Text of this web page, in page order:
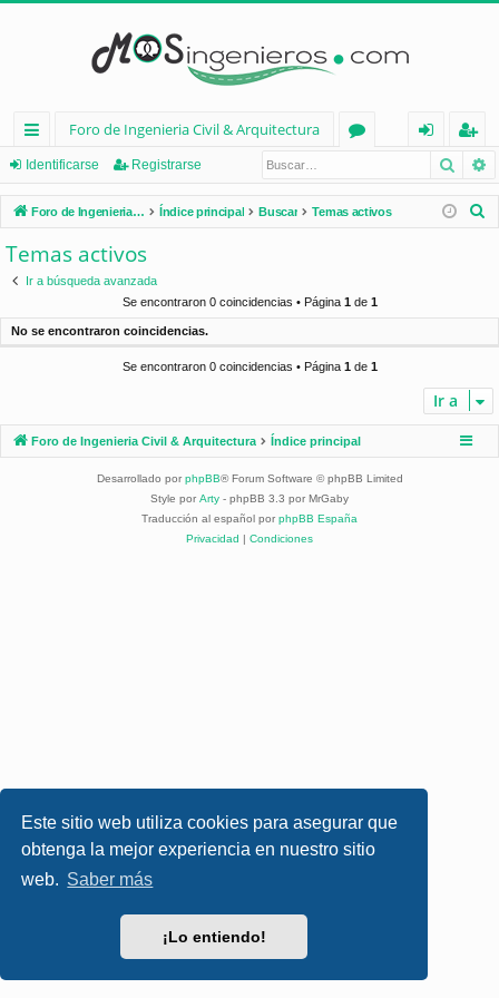
Este sitio web utiliza cookies para asegurar que
obtenga la mejor experiencia en nuestro sitio
web. Saber más
¡Lo entiendo!
nl
ac
es
rá
d
Foro de Ingenieria Civil & Arquitectura
os
nt
ifi
eg
ist
ra
Identificarse Registrarse
Foro de Ingenieria Civil & Arquitectura Índice principal Buscar Temas activos
Temas activos
Ir a búsqueda avanzada
Se encontraron 0 coincidencias • Página 1de 1
No se encontraron coincidencias.
Se encontraron 0 coincidencias • Página 1de 1
Ir a
Foro de Ingenieria Civil & Arquitectura Índice principal
Desarrollado por phpBB® Forum Software © phpBB Limited
Style por Arty - phpBB 3.3 por MrGaby
Traducción al español por phpBB España
Privacidad | Condiciones